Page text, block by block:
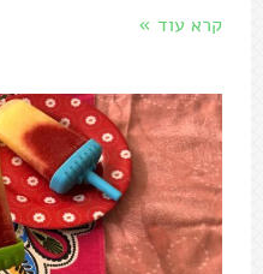
קרא עוד »